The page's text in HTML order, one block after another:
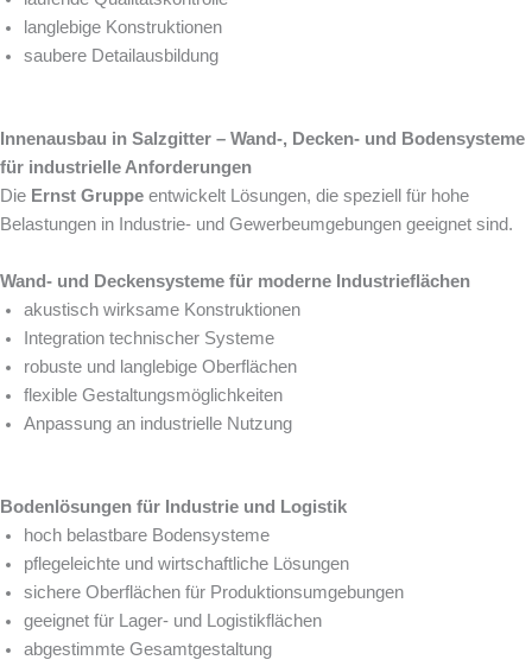
langlebige Konstruktionen
saubere Detailausbildung
Innenausbau in Salzgitter – Wand-, Decken- und Bodensysteme
für industrielle Anforderungen
Die Ernst Gruppe entwickelt Lösungen, die speziell für hohe
Belastungen in Industrie- und Gewerbeumgebungen geeignet sind.
Wand- und Deckensysteme für moderne Industrieflächen
akustisch wirksame Konstruktionen
Integration technischer Systeme
robuste und langlebige Oberflächen
flexible Gestaltungsmöglichkeiten
Anpassung an industrielle Nutzung
Bodenlösungen für Industrie und Logistik
hoch belastbare Bodensysteme
pflegeleichte und wirtschaftliche Lösungen
sichere Oberflächen für Produktionsumgebungen
geeignet für Lager- und Logistikflächen
abgestimmte Gesamtgestaltung